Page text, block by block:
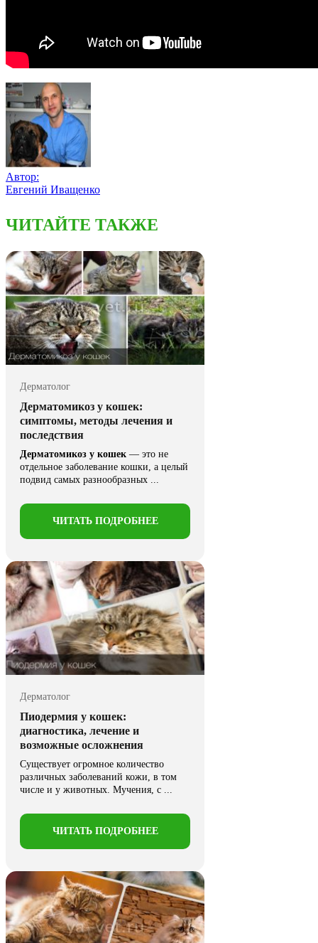
Автор:
Евгений Иващенко
ЧИТАЙТЕ ТАКЖЕ
Дерматолог
Дерматомикоз у кошек:
симптомы, методы лечения и
последствия
Дерматомикоз у кошек — это не
отдельное заболевание кошки, а целый
подвид самых разнообразных ...
ЧИТАТЬ ПОДРОБНЕЕ
Дерматолог
Пиодермия у кошек:
диагностика, лечение и
возможные осложнения
Существует огромное количество
различных заболеваний кожи, в том
числе и у животных. Мучения, с ...
ЧИТАТЬ ПОДРОБНЕЕ